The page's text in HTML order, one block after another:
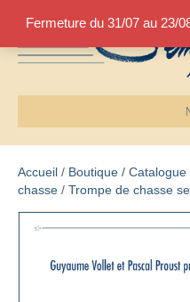
Fermeture du 31/07 au 23/
Accueil / Boutique / Catalogue
chasse / Trompe de chasse